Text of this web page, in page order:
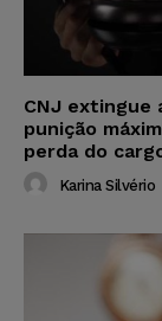
CNJ extingue
punição
perda do
Karina Silvério